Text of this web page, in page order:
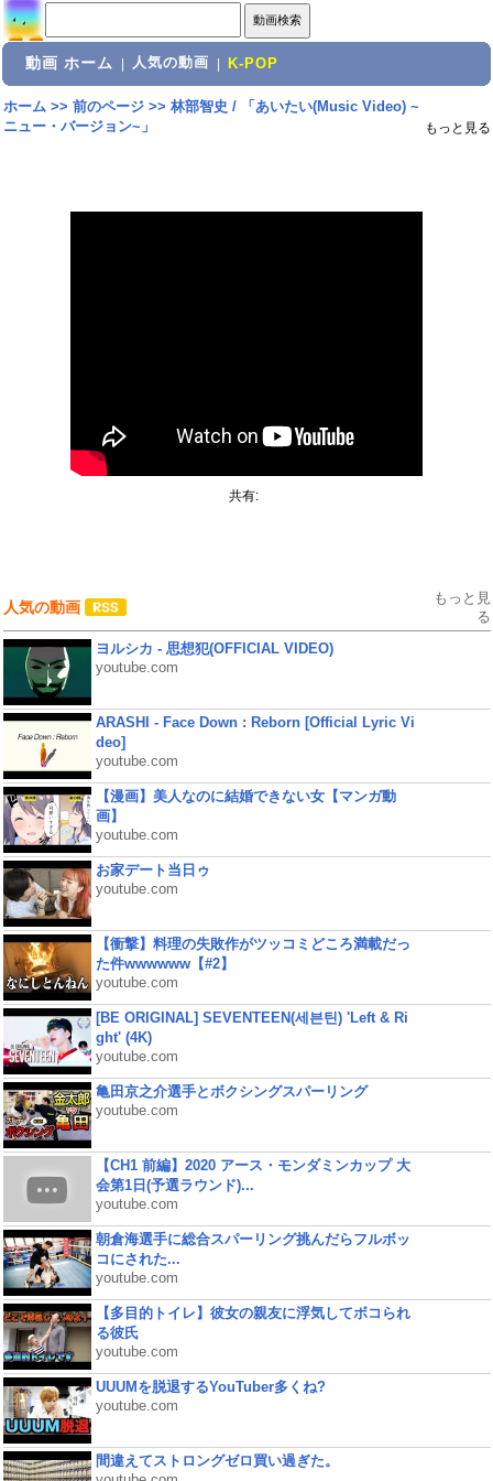
動画 ホーム 人気の動画 K-POP
ホーム>> 前のページ>> 林部智史 / 「あいたい(Music Video) ~
ニュー・バージョン~」
もっと見る
共有:
人気の動画
もっと見
る
ヨルシカ - 思想犯(OFFICIAL VIDEO)
youtube.com
ARASHI - Face Down : Reborn [Official Lyric Vi
deo]
youtube.com
【漫画】美人なのに結婚できない女【マンガ動
画】
youtube.com
お家デート当日ゥ
youtube.com
【衝撃】料理の失敗作がツッコミどころ満載だっ
た件wwwwww【#2】
youtube.com
[BE ORIGINAL] SEVENTEEN(세븐틴) 'Left & Ri
ght' (4K)
youtube.com
亀田京之介選手とボクシングスパーリング
youtube.com
【CH1 前編】2020 アース・モンダミンカップ 大
会第1日(予選ラウンド)...
youtube.com
朝倉海選手に総合スパーリング挑んだらフルボッ
コにされた...
youtube.com
【多目的トイレ】彼女の親友に浮気してボコられ
る彼氏
youtube.com
UUUMを脱退するYouTuber多くね?
youtube.com
間違えてストロングゼロ買い過ぎた。